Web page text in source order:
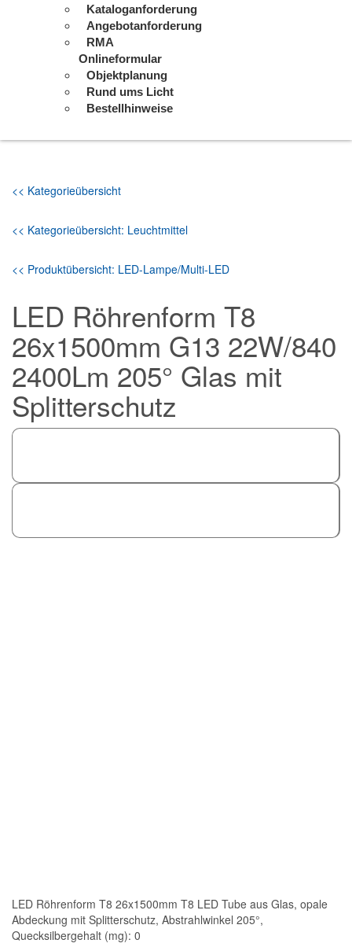
Kataloganforderung
Angebotanforderung
RMA
Onlineformular
Objektplanung
Rund ums Licht
Bestellhinweise
<< Kategorieübersicht
<< Kategorieübersicht: Leuchtmittel
<< Produktübersicht: LED-Lampe/Multi-LED
LED Röhrenform T8
26x1500mm G13 22W/840
2400Lm 205° Glas mit
Splitterschutz
LED Röhrenform T8 26x1500mm T8 LED Tube aus Glas, opale
Abdeckung mit Splitterschutz, Abstrahlwinkel 205°,
Quecksilbergehalt (mg): 0